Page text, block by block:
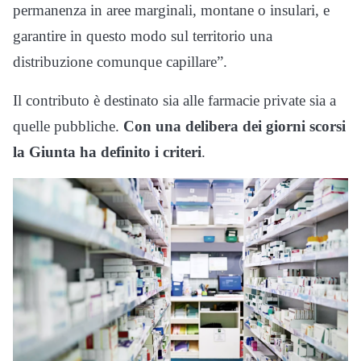
permanenza in aree marginali, montane o insulari, e
garantire in questo modo sul territorio una
distribuzione comunque capillare”.
Il contributo è destinato sia alle farmacie private sia a
quelle pubbliche. Con una delibera dei giorni scorsi
la Giunta ha definito i criteri.